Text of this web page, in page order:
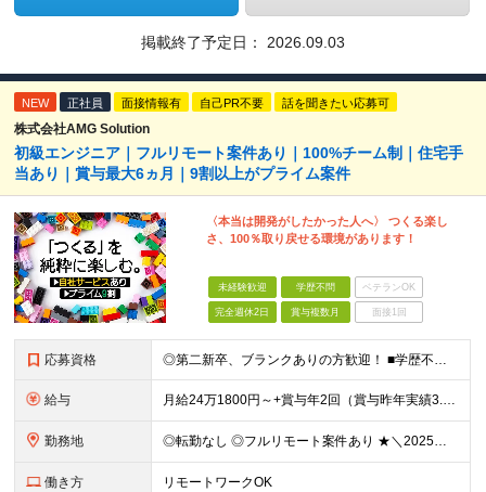
掲載終了予定日： 2026.09.03
NEW 正社員 面接情報有 自己PR不要 話を聞きたい応募可
株式会社AMG Solution
初級エンジニア｜フルリモート案件あり｜100%チーム制｜住宅手
当あり｜賞与最大6ヵ月｜9割以上がプライム案件
〈本当は開発がしたかった人へ〉 つくる楽し
さ、100％取り戻せる環境があります！
未経験歓迎 学歴不問 ベテランOK
完全週休2日 賞与複数月 面接1回
応募資格 ◎第二新卒、ブランクありの方歓迎！ ■学歴不問 ■何らかの開発経験またはプログラミングや保守・運用のご経験 ※言語や経験年数は不問 ＜こんな方にピッタリです＞ □ 上流のスキルを身につけたい □ 再
給与 月給24万1800円～+賞与年2回（賞与昨年実績3.2ヶ月）+各種手当＋住宅手当あり(最大1万5千円) ※経験やスキルを考慮して決定します。 ※上記月給には一律支給の住宅手当・永年勤続手当を含みます
勤務地 ◎転勤なし ◎フルリモート案件あり ★＼2025年10月20日にNEWオフィス移転／★ ━━━━━━━━━━━━━━━━━━━━━━ AMG Solutionは、日本橋大伝馬町に移転！ 移転に向けて
働き方 リモートワークOK